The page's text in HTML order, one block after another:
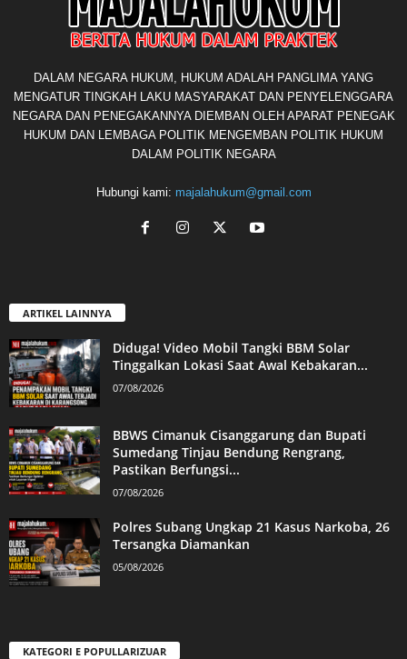
DALAM NEGARA HUKUM, HUKUM ADALAH PANGLIMA YANG
MENGATUR TINGKAH LAKU MASYARAKAT DAN PENYELENGGARA
NEGARA DAN PENEGAKANNYA DIEMBAN OLEH APARAT PENEGAK
HUKUM DAN LEMBAGA POLITIK MENGEMBAN POLITIK HUKUM
DALAM POLITIK NEGARA
Hubungi kami: majalahukum@gmail.com
ARTIKEL LAINNYA
Diduga! Video Mobil Tangki BBM Solar
Tinggalkan Lokasi Saat Awal Kebakaran...
07/08/2026
BBWS Cimanuk Cisanggarung dan Bupati
Sumedang Tinjau Bendung Rengrang,
Pastikan Berfungsi...
07/08/2026
Polres Subang Ungkap 21 Kasus Narkoba, 26
Tersangka Diamankan
05/08/2026
KATEGORI E POPULLARIZUAR